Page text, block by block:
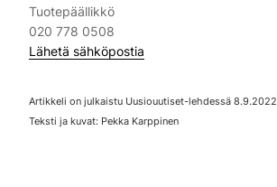
Tuotepäällikkö
020 778 0508
Lähetä sähköpostia
Artikkeli on julkaistu Uusiouutiset-lehdessä 8.9.2022
Teksti ja kuvat: Pekka Karppinen